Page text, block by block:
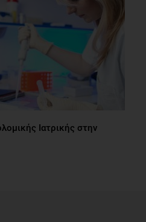
Ιατρικής στην